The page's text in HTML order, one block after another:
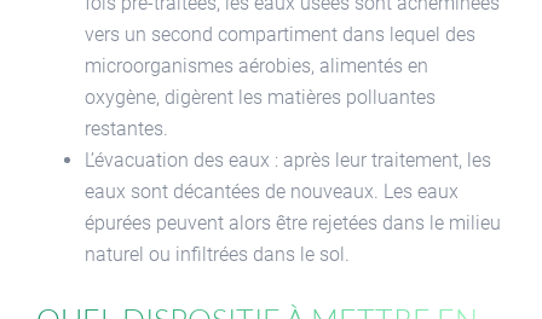
vers un second compartiment dans lequel des
microorganismes aérobies, alimentés en
oxygène, digèrent les matières polluantes
restantes.
L’évacuation des eaux : après leur traitement, les
eaux sont décantées de nouveaux. Les eaux
épurées peuvent alors être rejetées dans le milieu
naturel ou infiltrées dans le sol.